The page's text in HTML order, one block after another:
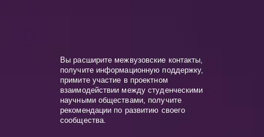
Вы расширите межвузовские контакты,
получите информационную поддержку,
примите участие в проектном
взаимодействии между студенческими
научными обществами, получите
рекомендации по развитию своего
сообщества.